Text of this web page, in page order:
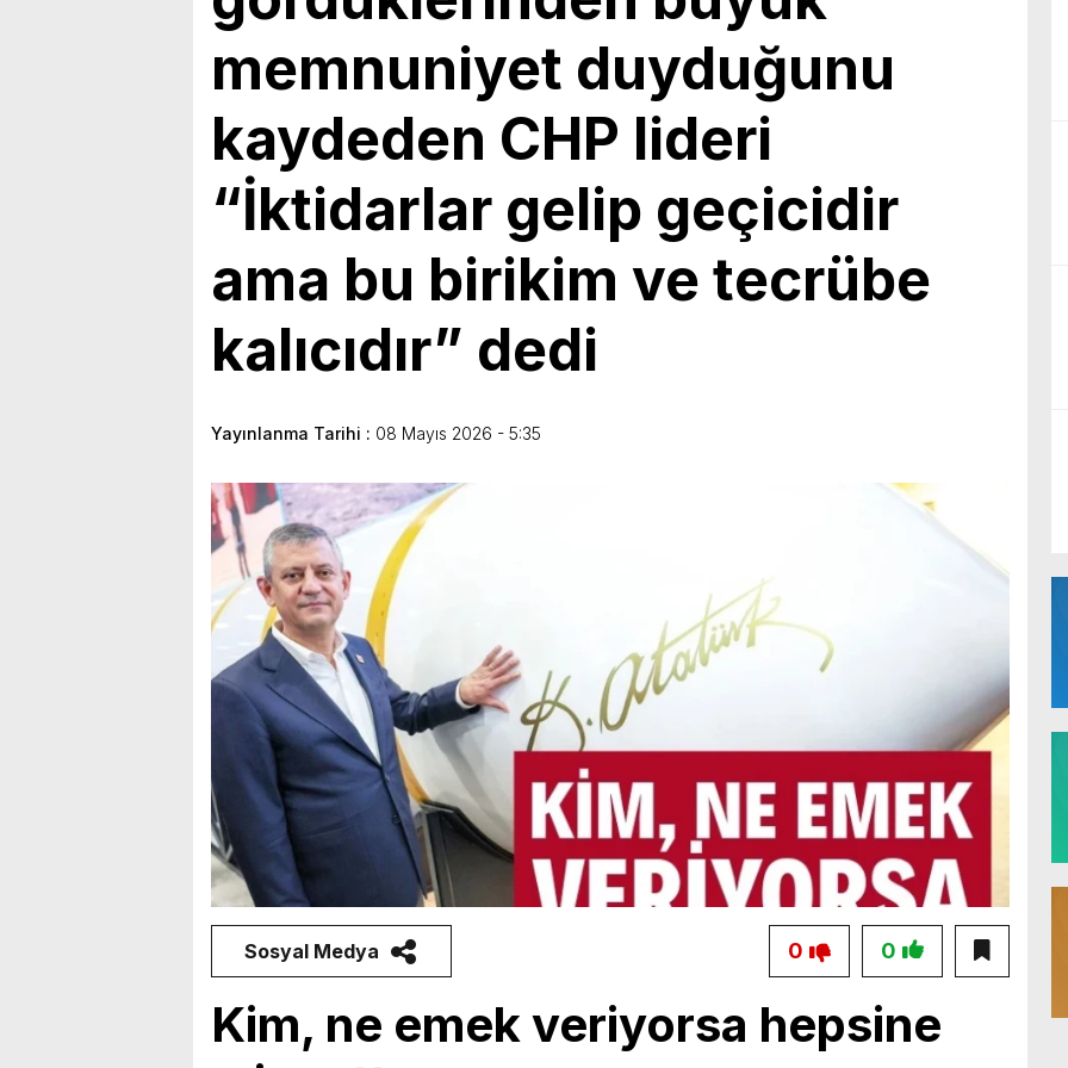
bulunduk. Ortak akıl ve iş birliğiyle hayata geçireceğimiz çalışmalar üzerine verimli bir
memnuniyet duyduğunu
kaydeden CHP lideri
“İktidarlar gelip geçicidir
ama bu birikim ve tecrübe
kalıcıdır” dedi
Yayınlanma Tarihi : 08 Mayıs 2026 - 5:35
Sosyal Medya 0
0
Kim, ne emek veriyorsa hepsine